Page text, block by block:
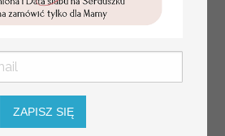
narodziny
ZAPISZ SIĘ